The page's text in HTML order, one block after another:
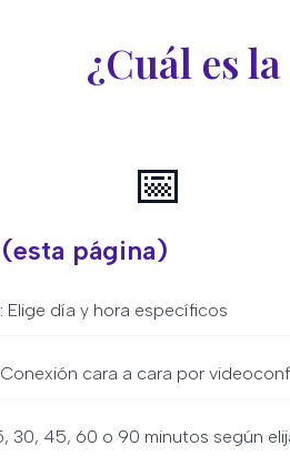
¿Cuál es
📅
página)
Elige día y hora específicos
Conexión cara a cara por
30, 45, 60 o 90 minutos según